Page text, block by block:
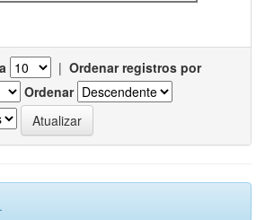
| Ordenar registros por
Ordenar